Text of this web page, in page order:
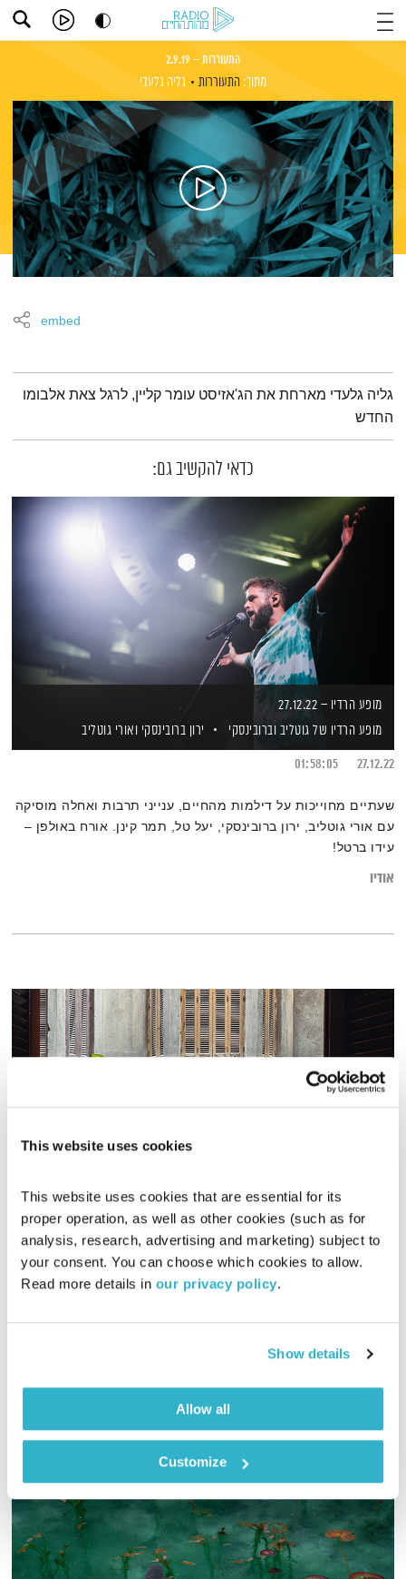
This website uses cookies
This website uses cookies that are essential for its
proper operation, as well as other cookies (such as for
analysis, research, advertising and marketing) subject to
your consent. You can choose which cookies to allow.
Read more details in our privacy policy.
Show details
Allow all
Customize
התעוררות – 2.9.19
מתוך: התעוררות גליה גלעדי
embed
תמצית הפודקאסט
גליה גלעדי מארחת את הג'אזיסט עומר קליין, לרגל צאת אלבומו
החדש
כדאי להקשיב גם:
מופע הרדיו – 27.12.22
מופע הרדיו של גוטליב וברובינסקי
ירון ברובינסקי ואורי גוטליב
27.12.22
01:58:05
שעתיים מחוייכות על דילמות מהחיים, ענייני תרבות ואחלה מוסיקה
עם אורי גוטליב, ירון ברובינסקי, יעל טל, תמר קינן. אורח באולפן –
עידו ברטל!
אודיו
התעוררות – 26.10.22
התעוררות
גליה גלעדי
26.10.22
01:27:18
אודיו